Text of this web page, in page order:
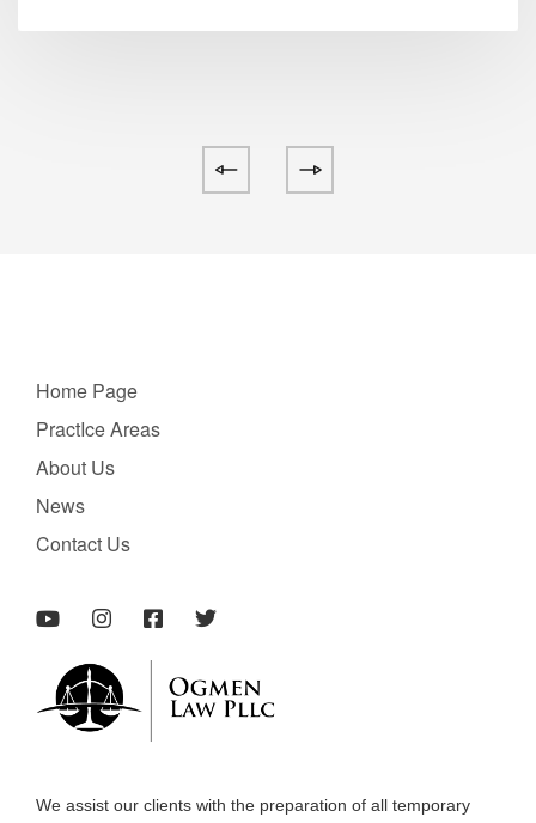
Home Page
PractIce Areas
About Us
News
Contact Us
We assist our clients with the preparation of all temporary